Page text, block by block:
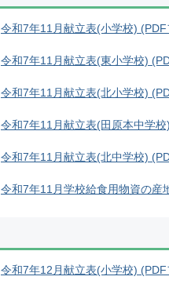
令和7年11月献立表(小学校)
令和7年11月献立表(東小学校)
令和7年11月献立表(北小学校)
令和7年11月献立表(田原本中学
令和7年11月献立表(北中学校)
令和7年11月学校給食用物資の産
令和7年12月献立表(小学校)